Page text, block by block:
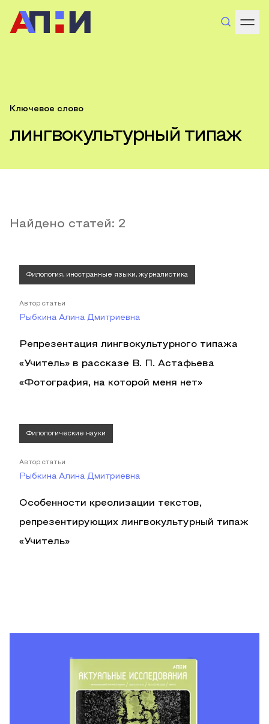
Ключевое слово
лингвокультурный типаж
Найдено статей: 2
Филология, иностранные языки, журналистика
Автор статьи
Рыбкина Алина Дмитриевна
Репрезентация лингвокультурного типажа
«Учитель» в рассказе В. П. Астафьева
«Фотография, на которой меня нет»
Филологические науки
Автор статьи
Рыбкина Алина Дмитриевна
Особенности креолизации текстов,
репрезентирующих лингвокультурный типаж
«Учитель»